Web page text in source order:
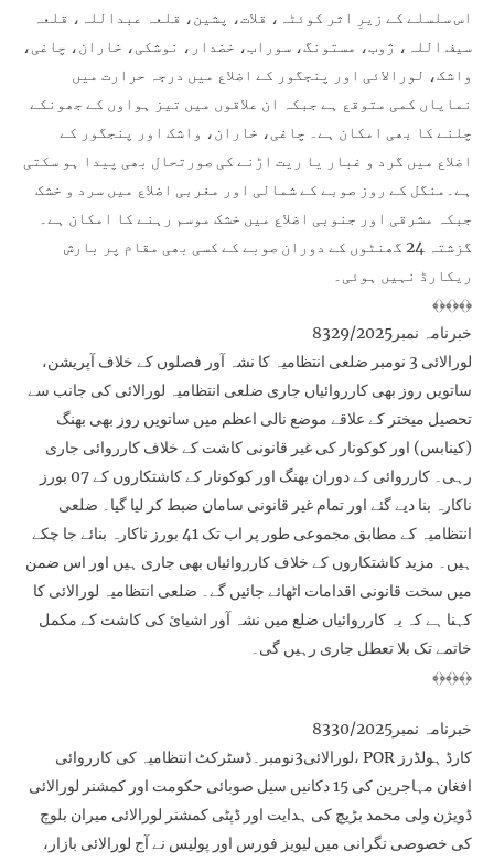
اس سلسلے کے زیرِ اثر کوئٹہ، قلات، پشین، قلعہ عبداللہ، قلعہ
سیف اللہ، ژوب، مستونگ، سوراب، خضدار، نوشکی، خاران، چاغی،
واشک، لورالائی اور پنجگور کے اضلاع میں درجہ حرارت میں
نمایاں کمی متوقع ہے جبکہ ان علاقوں میں تیز ہواوں کے جھونکے
چلنے کا بھی امکان ہے۔ چاغی، خاران، واشک اور پنجگور کے
اضلاع میں گرد و غبار یا ریت اڑنے کی صورتحال بھی پیدا ہو سکتی
ہے۔منگل کے روز صوبے کے شمالی اور مغربی اضلاع میں سرد و خشک
جبکہ مشرقی اور جنوبی اضلاع میں خشک موسم رہنے کا امکان ہے۔
گزشتہ 24 گھنٹوں کے دوران صوبے کے کسی بھی مقام پر بارش
ریکارڈ نہیں ہوئی۔
﴾﴿﴾﴿﴾﴿
خبرنامہ نمبر8329/2025
لورالائی 3 نومبر ضلعی انتظامیہ کا نشہ آور فصلوں کے خلاف آپریشن،
ساتویں روز بھی کارروائیاں جاری ضلعی انتظامیہ لورالائی کی جانب سے
تحصیل میختر کے علاقے موضع نالی اعظم میں ساتویں روز بھی بھنگ
(کینابس) اور کوکونار کی غیر قانونی کاشت کے خلاف کارروائی جاری
رہی۔ کارروائی کے دوران بھنگ اور کوکونار کے کاشتکاروں کے 07 بورز
ناکارہ بنا دیے گئے اور تمام غیر قانونی سامان ضبط کر لیا گیا۔ ضلعی
انتظامیہ کے مطابق مجموعی طور پر اب تک 41 بورز ناکارہ بنائے جا چکے
ہیں۔ مزید کاشتکاروں کے خلاف کارروائیاں بھی جاری ہیں اور اس ضمن
میں سخت قانونی اقدامات اٹھائے جائیں گے۔ ضلعی انتظامیہ لورالائی کا
کہنا ہے کہ یہ کارروائیاں ضلع میں نشہ آور اشیائ کی کاشت کے مکمل
خاتمے تک بلا تعطل جاری رہیں گی۔
﴾﴿﴾﴿﴾﴿
خبرنامہ نمبر8330/2025
لورالائی3نومبر۔ڈسٹرکٹ انتظامیہ کی کارروائی، POR کارڈ ہولڈرز
افغان مہاجرین کی 15 دکانیں سیل صوبائی حکومت اور کمشنر لورالائی
ڈویژن ولی محمد بڑیچ کی ہدایت اور ڈپٹی کمشنر لورالائی میران بلوچ
کی خصوصی نگرانی میں لیویز فورس اور پولیس نے آج لورالائی بازار،